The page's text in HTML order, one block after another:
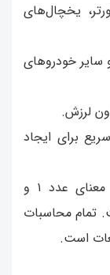
یخچال‌های
سایر خودروهای
لرزش.
برای ایجاد
وضعیت "وصل" به معنای عدد ۱ و
۰ منطقی است. تمام محاسبات
است.